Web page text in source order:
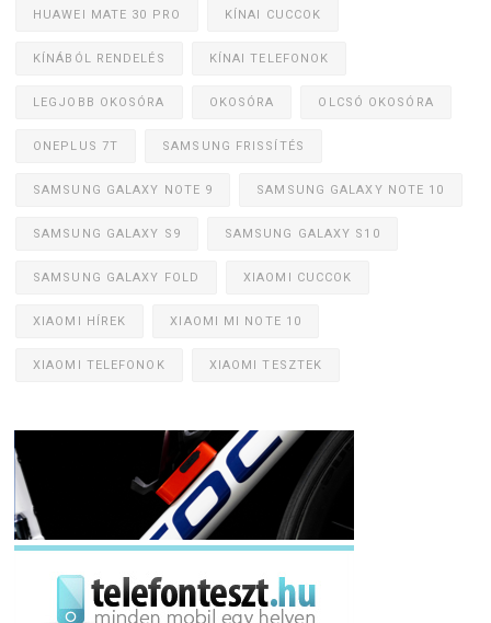
HUAWEI MATE 30 PRO KÍNAI CUCCOK
KÍNÁBÓL RENDELÉS KÍNAI TELEFONOK
LEGJOBB OKOSÓRA OKOSÓRA OLCSÓ OKOSÓRA
ONEPLUS 7T SAMSUNG FRISSÍTÉS
SAMSUNG GALAXY NOTE 9 SAMSUNG GALAXY NOTE 10
SAMSUNG GALAXY S9 SAMSUNG GALAXY S10
SAMSUNG GALAXY FOLD XIAOMI CUCCOK
XIAOMI HÍREK XIAOMI MI NOTE 10
XIAOMI TELEFONOK XIAOMI TESZTEK